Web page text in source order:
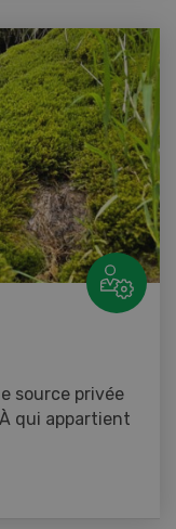
source privée
qui appartient